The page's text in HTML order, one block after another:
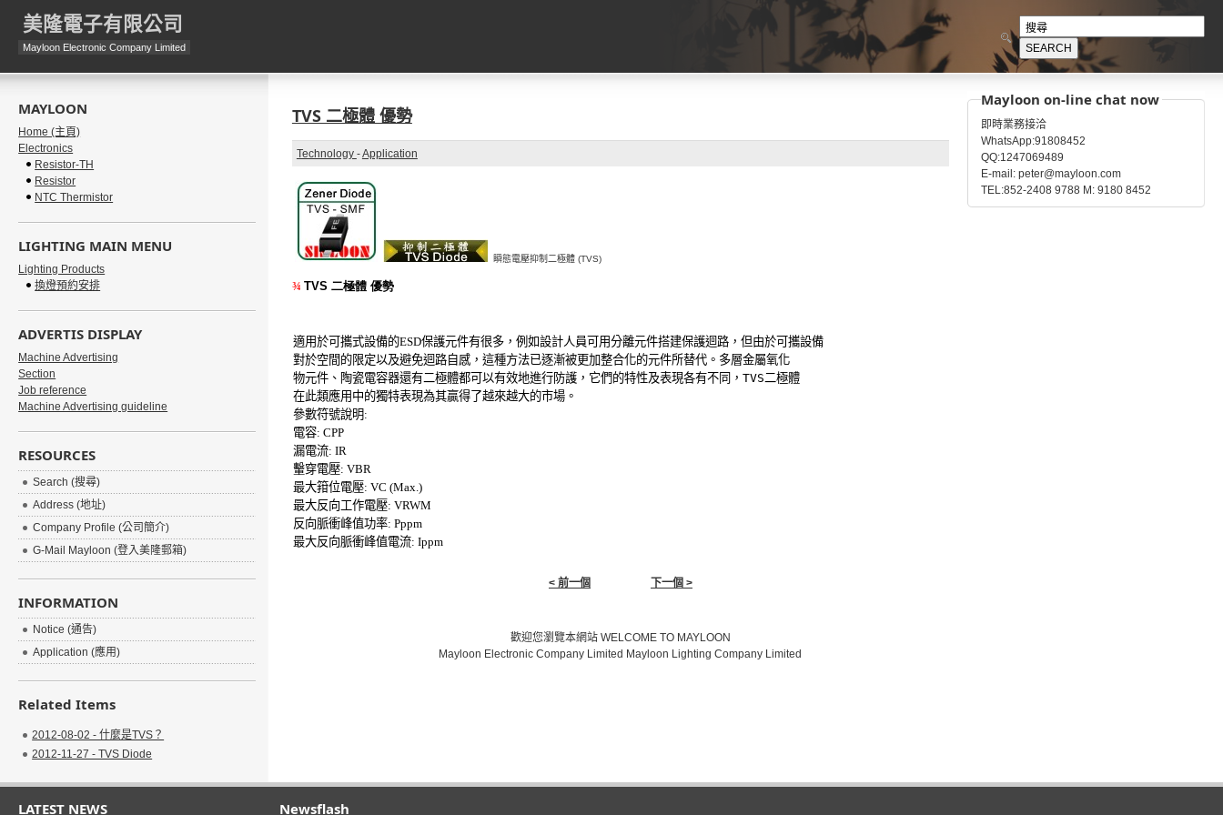
美隆電子有限公司
Mayloon Electronic Company Limited
TVS 二極體 優勢
Technology -Application
瞬態電壓抑制二極體(TVS)
¾ TVS 二極體 優勢
適用於可攜式設備的ESD保護元件有很多，例如設計人員可用分離元件搭建保護迴路，但由於可攜設備
對於空間的限定以及避免迴路自感，這種方法已逐漸被更加整合化的元件所替代。多層金屬氧化
物元件、陶瓷電容器還有二極體都可以有效地進行防護，它們的特性及表現各有不同， TVS二極體
在此類應用中的獨特表現為其贏得了越來越大的市場。
參數符號說明:
電容: CPP
漏電流: IR
轚穿電壓: VBR
最大箝位電壓: VC (Max.)
最大反向工作電壓: VRWM
反向脈衝峰值功率: Pppm
最大反向脈衝峰值電流: Ippm
< 前一個 下一個 >
歡迎您瀏覽本網站 WELCOME TO MAYLOON
Mayloon Electronic Company Limited Mayloon Lighting Company Limited
MAYLOON
Home (主頁)
Electronics
Resistor-TH
Resistor
NTC Thermistor
LIGHTING MAIN MENU
Lighting Products
換燈預約安排
ADVERTIS DISPLAY
Machine Advertising
Section
Job reference
Machine Advertising guideline
RESOURCES
Search (搜尋)
Address (地址)
Company Profile (公司簡介)
G-Mail Mayloon (登入美隆郵箱)
INFORMATION
Notice (通告)
Application (應用)
Related Items
2012-08-02 - 什麼是TVS？
2012-11-27 - TVS Diode
Mayloon on-line chat now
即時業務接洽
WhatsApp:91808452
QQ:1247069489
E-mail: peter@mayloon.com
TEL:852-2408 9788 M: 9180 8452
LATEST NEWS Newsflash